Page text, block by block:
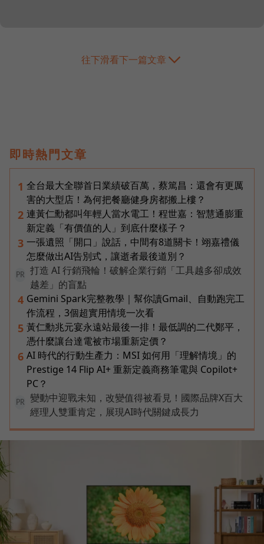
往下滑看下一篇文章
即時熱門文章
1 全台最大全聯首日業績破百萬，蔡篤昌：還會有更厲
害的大型店！為何把餐廳健身房都搬上樓？
2 連黃仁勳都叫年輕人當水電工！程世嘉：智慧通膨重
新定義「有價值的人」到底什麼樣子？
3 一張遺照「開口」說話，中間有8道關卡！翊嘉禮儀
怎麼做出AI告別式，讓逝者最後道別？
PR
打造 AI 行銷飛輪！破解企業行銷「工具越多卻成效
越差」的盲點
4 Gemini Spark完整教學｜幫你讀Gmail、自動跑完工
作流程，3個超實用情境一次看
5 黃仁勳兆元宴永遠站最後一排！最低調的二代鄭平，
憑什麼讓台達電被市場重新定價？
6 AI 時代的行動生產力：MSI 如何用「理解情境」的
Prestige 14 Flip AI+ 重新定義商務筆電與 Copilot+
PC？
PR
變動中迎戰未知，改變值得被看見！國際品牌X百大
經理人雙重肯定，展現AI時代關鍵成長力